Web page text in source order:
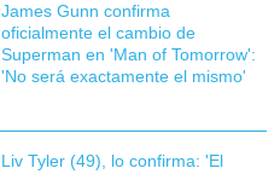
James Gunn confirma
oficialmente el cambio de
Superman en 'Man of Tomorrow':
'No será exactamente el mismo'
Liv Tyler (49), lo confirma: 'El